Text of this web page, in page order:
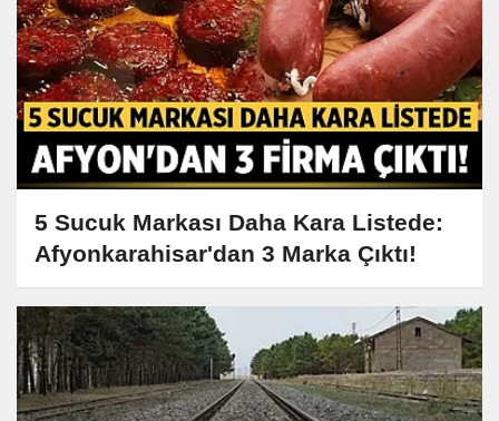
5 Sucuk Markası Daha Kara Listede:
Afyonkarahisar'dan 3 Marka Çıktı!